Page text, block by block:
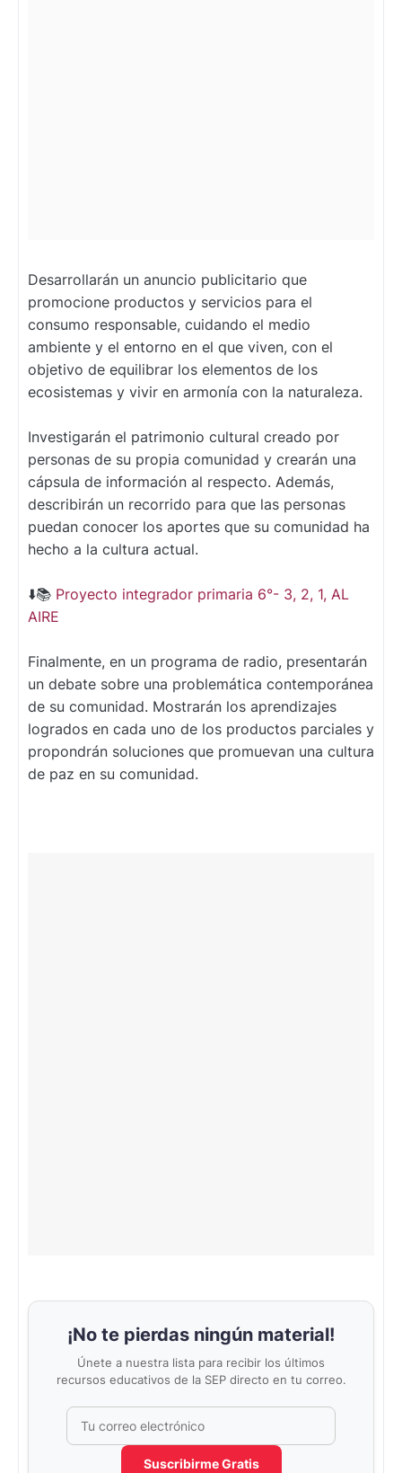
Desarrollarán un anuncio publicitario que
promocione productos y servicios para el
consumo responsable, cuidando el medio
ambiente y el entorno en el que viven, con el
objetivo de equilibrar los elementos de los
ecosistemas y vivir en armonía con la naturaleza.
Investigarán el patrimonio cultural creado por
personas de su propia comunidad y crearán una
cápsula de información al respecto. Además,
describirán un recorrido para que las personas
puedan conocer los aportes que su comunidad ha
hecho a la cultura actual.
⬇️📚 Proyecto integrador primaria 6°- 3, 2, 1, AL
AIRE
Finalmente, en un programa de radio, presentarán
un debate sobre una problemática contemporánea
de su comunidad. Mostrarán los aprendizajes
logrados en cada uno de los productos parciales y
propondrán soluciones que promuevan una cultura
de paz en su comunidad.
¡No te pierdas ningún material!
Únete a nuestra lista para recibir los últimos
recursos educativos de la SEP directo en tu correo.
No completar este campo
Suscribirme Gratis